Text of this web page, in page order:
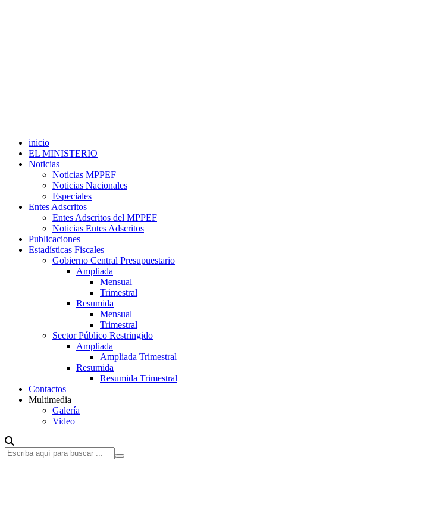
inicio
EL MINISTERIO
Noticias
Noticias MPPEF
Noticias Nacionales
Especiales
Entes Adscritos
Entes Adscritos del MPPEF
Noticias Entes Adscritos
Publicaciones
Estadísticas Fiscales
Gobierno Central Presupuestario
Ampliada
Mensual
Trimestral
Resumida
Mensual
Trimestral
Sector Público Restringido
Ampliada
Ampliada Trimestral
Resumida
Resumida Trimestral
Contactos
Multimedia
Galería
Video